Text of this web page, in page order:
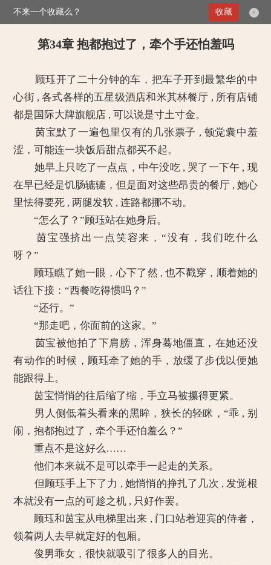
>掌上娇妻：总裁二叔没节操 第34章 抱都抱过了，牵个手还怕羞吗
第34章 抱都抱过了，牵个手还怕羞吗
顾珏开了二十分钟的车，把车子开到最繁华的中
心街 , 各式各样的五星级酒店和米其林餐厅 , 所有店铺
都是国际大牌旗舰店 , 可以说是寸土寸金。
茵宝默了一遍包里仅有的几张票子 , 顿觉囊中羞
涩，可能连一块饭后甜点都买不起。
她早上只吃了一点点，中午没吃 , 哭了一下午 , 现
在早已经是饥肠辘辘，但是面对这些昂贵的餐厅 , 她心
里怯得要死 , 两腿发软 , 连路都挪不动。
“怎么了？”顾珏站在她身后。
茵宝强挤出一点笑容来，“没有，我们吃什么
呀？”
顾珏瞧了她一眼，心下了然 , 也不戳穿，顺着她的
话往下接：“西餐吃得惯吗？”
“还行。”
“那走吧，你面前的这家。”
茵宝被他拍了下肩膀，浑身蓦地僵直，在她还没
有动作的时候，顾珏牵了她的手，放缓了步伐以便她
能跟得上。
茵宝悄悄的往后缩了缩，手立马被攥得更紧。
男人侧低着头看来的黑眸，狭长的轻眯，“乖 , 别
闹，抱都抱过了，牵个手还怕羞么？”
重点不是这好么……
他们本来就不是可以牵手一起走的关系。
但顾珏手上下了力 , 她悄悄的挣扎了几次 , 发觉根
本就没有一点的可趁之机 , 只好作罢。
顾珏和茵宝从电梯里出来 , 门口站着迎宾的侍者，
领着两人去早就定好的包厢。
俊男乖女，很快就吸引了很多人的目光。
不来一个收藏么？ ×
收藏